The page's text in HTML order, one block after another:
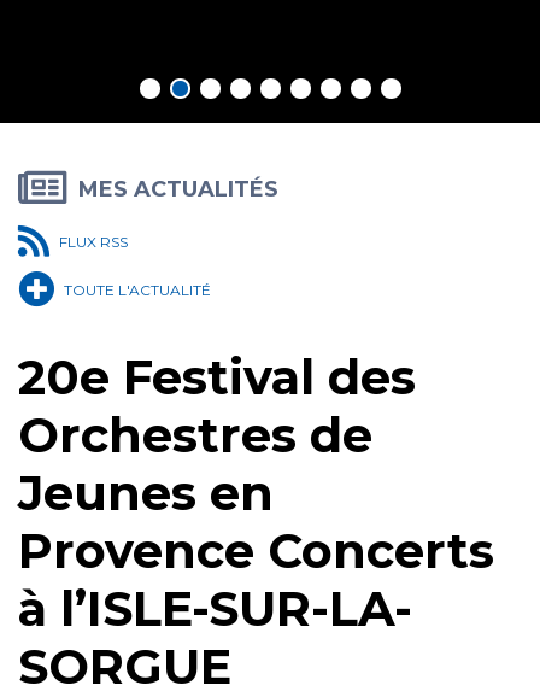
MES ACTUALITÉS
FLUX RSS
TOUTE L'ACTUALITÉ
20e Festival des
Orchestres de
Jeunes en
Provence Concerts
à l’ISLE-SUR-LA-
SORGUE